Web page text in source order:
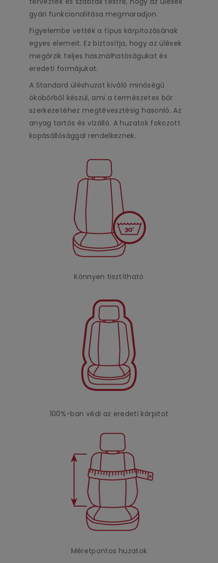
gyári funkcionalitása megmaradjon.
Figyelembe vették a típus kárpitozásának
egyes elemeit. Ez biztosítja, hogy az ülések
megőrzik teljes használhatóságukat és
eredeti formájukat.
A Standard üléshuzat kiváló minőségű
ökobőrből készül, ami a természetes bőr
szerkezetéhez megtévesztésig hasonló. Az
anyag tartós és vízálló. A huzatok fokozott
kopásállósággal rendelkeznek.
Könnyen tisztítható
100%-ban védi az eredeti kárpitot
Méretpontos huzatok